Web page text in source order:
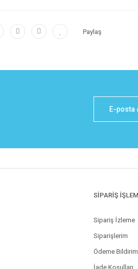
Paylaş
SİPARİŞ
Sipariş İzleme
Siparişlerim
Ödeme
İade Koşulları